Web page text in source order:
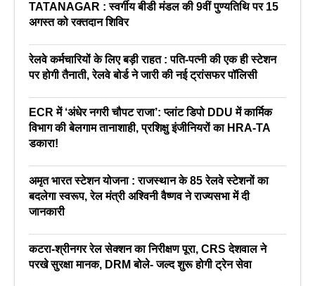
TATANAGAR : स्वर्गीय बीडी मंडल की 9वीं पुण्यतिथि पर 15
अगस्त को रक्तदान शिविर
रेलवे कर्मचारियों के लिए बड़ी राहत : पति-पत्नी की एक ही स्टेशन
पर होगी तैनाती, रेलवे बोर्ड ने जारी की नई ट्रांसफर पॉलिसी
ECR में ‘अंधेर नगरी चौपट राजा’: प्लांट डिपो DDU में कार्मिक
विभाग की बेलगाम तानाशाही, प्रशिक्षु इंजीनियरों का HRA-TA
डकारा!
अमृत भारत स्टेशन योजना : राजस्थान के 85 रेलवे स्टेशनों का
बदलेगा स्वरूप, रेल मंत्री अश्विनी वैष्णव ने राज्यसभा में दी
जानकारी
कटरा-श्रीनगर रेल सेक्शन का निरीक्षण पूरा, CRS देशवाल ने
परखे सुरक्षा मानक, DRM बोले- जल्द शुरू होगी ट्रेन सेवा